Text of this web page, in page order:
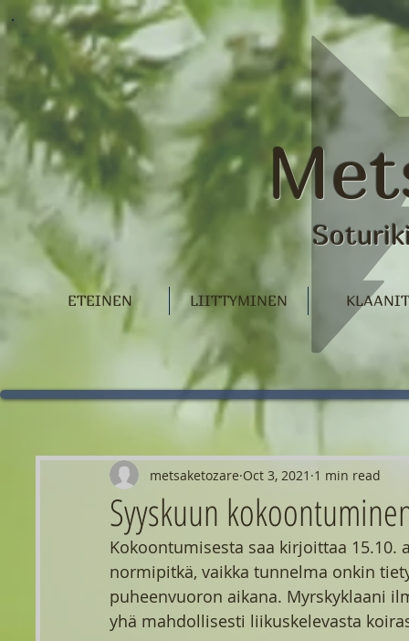
ETEINEN LIITTYMINEN KLAANIT
Syyskuun
metsaketozare Oct 3, 2021 1 min read
Kokoontumisesta saa kirjoittaa
normipitkä, vaikka tunnelma onkin
puheenvuoron aikana. Myrskyklaani
yhä mahdollisesti liikuskelevasta